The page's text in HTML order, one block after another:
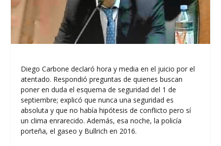
Diego Carbone declaró hora y media en el juicio por el
atentado. Respondió preguntas de quienes buscan
poner en duda el esquema de seguridad del 1 de
septiembre; explicó que nunca una seguridad es
absoluta y que no había hipótesis de conflicto pero sí
un clima enrarecido. Además, esa noche, la policía
porteña, el gaseo y Bullrich en 2016.